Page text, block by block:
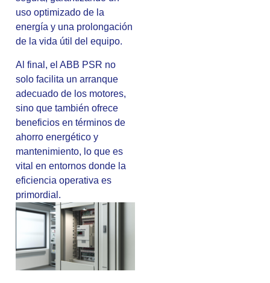
uso optimizado de la
energía y una prolongación
de la vida útil del equipo.
Al final, el ABB PSR no
solo facilita un arranque
adecuado de los motores,
sino que también ofrece
beneficios en términos de
ahorro energético y
mantenimiento, lo que es
vital en entornos donde la
eficiencia operativa es
primordial.